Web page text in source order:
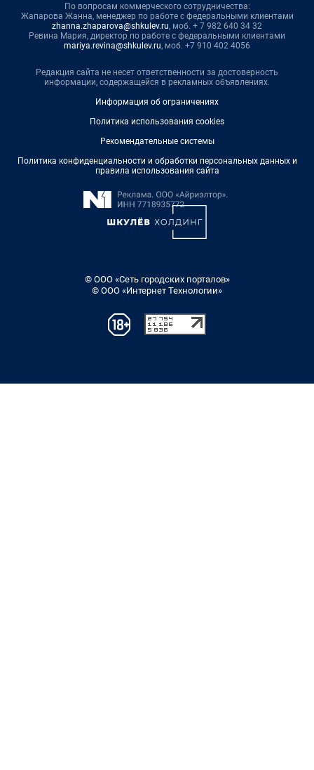
По вопросам коммерческого сотрудничества:
Жапарова Жанна, менеджер по работе с федеральными клиентами
zhanna.zhaparova@shkulev.ru, моб. + 7 982 640 34 32
Ревина Мария, директор по работе с федеральными клиентами
mariya.revina@shkulev.ru, моб. +7 910 402 4056
Редакция сайта не несет ответственности за достоверность
информации, содержащейся в рекламных объявлениях.
Информация об ограничениях
Политика использования cookies
Рекомендательные системы
Политика конфиденциальности и обработки персональных данных и
правила использования сайта
© ООО «Сеть городских порталов»
© ООО «Интернет Технологии»